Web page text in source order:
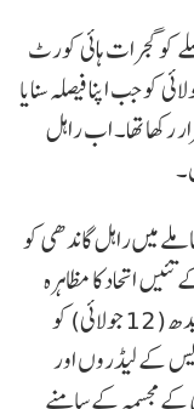
گجرات ہائی کورٹ
کیا تھا، لیکن گجرات ہائی کورٹ نے 7 جولائی کو جب اپنا فیصلہ سنایا
رکھا تھا۔ اب راہل
میں راہل گاندھی کو
اتحاد کا مظاہرہ
کرتے ہوئے مرکزی حکومت کے خلاف گزشتہ بدھ (12 جولائی) کو
کے لیڈروں اور
کے مجسمہ کے سامنے